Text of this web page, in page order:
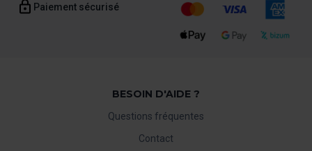
Paiement sécurisé
BESOIN D'AIDE ?
Questions fréquentes
Contact